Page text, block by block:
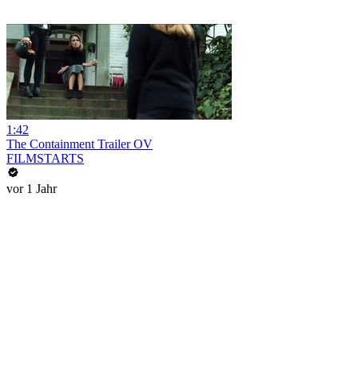
1:42
The Containment Trailer OV
FILMSTARTS
vor 1 Jahr